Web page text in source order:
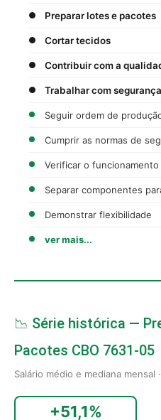
Preparar lotes e pacotes
Cortar tecidos
Contribuir com a
Trabalhar com segurança
Seguir ordem de
Cumprir as normas de
Verificar o
Separar componentes
Demonstrar flexibilidade
ver mais...
📉 Série histórica —
Pacotes CBO 7631-05
Salário médio e mediana mensal
+51,1%